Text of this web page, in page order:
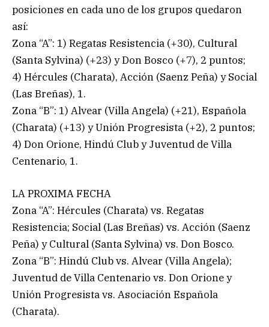
posiciones en cada uno de los grupos quedaron
así:
Zona “A”: 1) Regatas Resistencia (+30), Cultural
(Santa Sylvina) (+23) y Don Bosco (+7), 2 puntos;
4) Hércules (Charata), Acción (Saenz Peña) y Social
(Las Breñas), 1.
Zona “B”: 1) Alvear (Villa Angela) (+21), Española
(Charata) (+13) y Unión Progresista (+2), 2 puntos;
4) Don Orione, Hindú Club y Juventud de Villa
Centenario, 1.
LA PROXIMA FECHA
Zona “A”: Hércules (Charata) vs. Regatas
Resistencia; Social (Las Breñas) vs. Acción (Saenz
Peña) y Cultural (Santa Sylvina) vs. Don Bosco.
Zona “B”: Hindú Club vs. Alvear (Villa Angela);
Juventud de Villa Centenario vs. Don Orione y
Unión Progresista vs. Asociación Española
(Charata).